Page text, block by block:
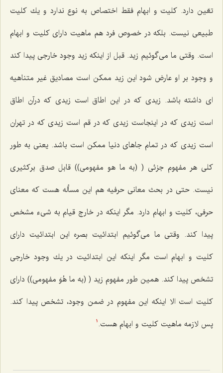
تعّین دارد. كلیت و ابهام فقط اختصاص به نوع ندارد و یك كلیت
طبیعى نیست. بلكه در خصوص فرد هم ماهیت داراى كلیت و ابهام
است. وقتى ما مى‌گوئیم زید. قبل از اینكه زید وجود خارجى پیدا كند
و وجود بر او عارض شود این زید ممكن است مصادیق غیر متناهیه
اى داشته باشد. زیدى كه در این اطاق است زیدى كه درآن اطاق
است زیدى كه در اینجاست زیدى كه در قم است زیدى كه در تهران
است زیدى كه در تمام جاهاى دنیا ممكن است باشد. یعنى به طور
كلى هر مفهوم جزئى ( (به ما هو مفهومى)) قابل صدق بركثیرى
نیست. حتى در بحث معانى حرفیه هم این مسأله هست كه معناى
حرفى، كلیت و ابهام دارد. مگر اینكه در خارج قیام به شیء مشخص
پیدا كند. وقتى ما مى‌گوئیم ابتدائیت بصره این ابتدائیت داراى
كلیت و ابهام است مگر اینكه این ابتدائیت در یك وجود خارجى
تشخص پیدا كند. همین طور مفهوم زید ( (به ما هُوَ مفهومى)) داراى
كلیت است الا اینكه این مفهوم در ضمن وجود، تشخص پیدا كند.
پس لازمه ماهیت كلیت و ابهام هست. 1